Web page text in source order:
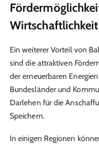
Wirtschaftlichkeit
Ein weiterer Vorteil von
sind die attraktiven
der erneuerbaren
Bundesländer und
Darlehen für die
Speichern.
In einigen Regionen